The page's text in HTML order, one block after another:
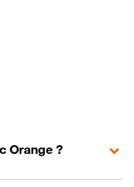
Orange ?